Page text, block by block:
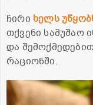
ჩირი ხელს
თქვენი
და
რაციონში.